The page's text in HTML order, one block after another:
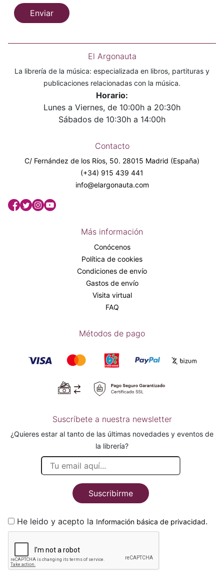
Enviar
El Argonauta
La librería de la música: especializada en libros, partituras y
publicaciones relacionadas con la música.
Horario:
Lunes a Viernes, de 10:00h a 20:30h
Sábados de 10:30h a 14:00h
Contacto
C/ Fernández de los Ríos, 50. 28015 Madrid (España)
(+34) 915 439 441
info@elargonauta.com
Más información
Conócenos
Política de cookies
Condiciones de envío
Gastos de envío
Visita virtual
FAQ
Métodos de pago
Suscríbete a nuestra newsletter
¿Quieres estar al tanto de las últimas novedades y eventos de
la librería?
Suscribirme
He leido y acepto la Información básica de privacidad.